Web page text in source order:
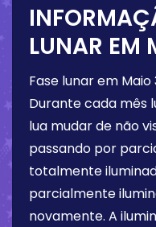
LUNAR EM
Fase lunar em Maio
Durante cada mês
lua mudar de não
passando por
totalmente
parcialmente
novamente. A